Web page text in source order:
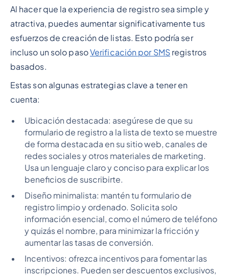
Al hacer que la experiencia de registro sea simple y
atractiva, puedes aumentar significativamente tus
esfuerzos de creación de listas. Esto podría ser
incluso un solo pasoVerificación por SMSregistros
basados.
Estas son algunas estrategias clave a tener en
cuenta:
Ubicación destacada: asegúrese de que su
formulario de registro a la lista de texto se muestre
de forma destacada en su sitio web, canales de
redes sociales y otros materiales de marketing.
Usa un lenguaje claro y conciso para explicar los
beneficios de suscribirte.
Diseño minimalista: mantén tu formulario de
registro limpio y ordenado. Solicita solo
información esencial, como el número de teléfono
y quizás el nombre, para minimizar la fricción y
aumentar las tasas de conversión.
Incentivos: ofrezca incentivos para fomentar las
inscripciones. Pueden ser descuentos exclusivos,